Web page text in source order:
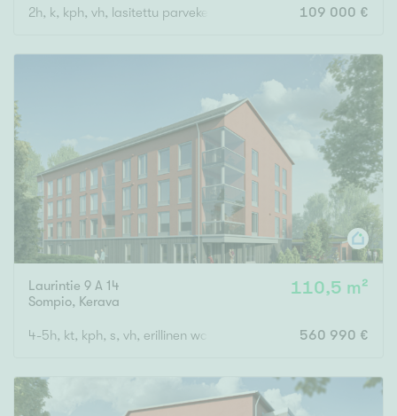
Rakennusvuosi
Uudiskohteet
Vain uudiskohteet Ei uudiskohteita
Arvokohteet
Vain arvokohteet
Hyvä
2h, k, kph, vh, lasitettu parveke 109 000 €
Laurintie 9 A 14
Sompio, Kerava
110,5 m²
4-5h, kt, kph, s, vh, erillinen wc, lasitettu parveke560 990 €